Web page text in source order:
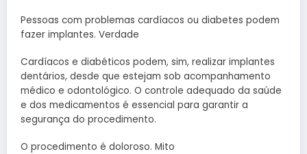
Pessoas com problemas cardíacos ou diabetes podem
fazer implantes. Verdade
Cardíacos e diabéticos podem, sim, realizar implantes
dentários, desde que estejam sob acompanhamento
médico e odontológico. O controle adequado da saúde
e dos medicamentos é essencial para garantir a
segurança do procedimento.
O procedimento é doloroso. Mito